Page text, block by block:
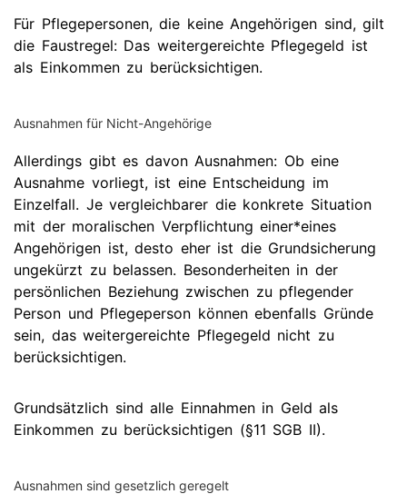
Für Pflegepersonen, die keine Angehörigen sind, gilt
die Faustregel: Das weitergereichte Pflegegeld ist
als Einkommen zu berücksichtigen.
Ausnahmen für Nicht-Angehörige
Allerdings gibt es davon Ausnahmen: Ob eine
Ausnahme vorliegt, ist eine Entscheidung im
Einzelfall. Je vergleichbarer die konkrete Situation
mit der moralischen Verpflichtung einer*eines
Angehörigen ist, desto eher ist die Grundsicherung
ungekürzt zu belassen. Besonderheiten in der
persönlichen Beziehung zwischen zu pflegender
Person und Pflegeperson können ebenfalls Gründe
sein, das weitergereichte Pflegegeld nicht zu
berücksichtigen.
Grundsätzlich sind alle Einnahmen in Geld als
Einkommen zu berücksichtigen (§11 SGB II).
Ausnahmen sind gesetzlich geregelt